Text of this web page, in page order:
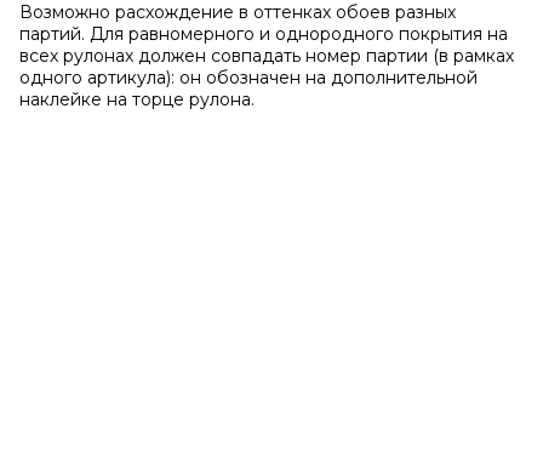
Возможно расхождение в оттенках обоев разных
партий. Для равномерного и однородного покрытия на
всех рулонах должен совпадать номер партии (в рамках
одного артикула): он обозначен на дополнительной
наклейке на торце рулона.